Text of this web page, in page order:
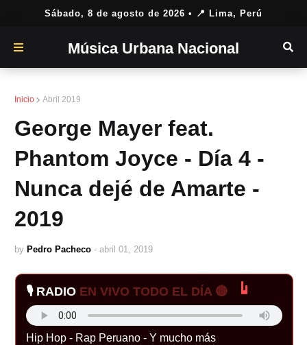
Sábado, 8 de agosto de 2026 • 📍 Lima, Perú
Música Urbana Nacional
Inicio Abril 2019
George Mayer feat.
Phantom Joyce - Día 4 -
Nunca dejé de Amarte -
2019
by Pedro Pacheco - abril 01, 2019
🎙️ RADIO EN VIVO TODO EL DÍA 🔴
Hip Hop - Rap Peruano - Y mucho más